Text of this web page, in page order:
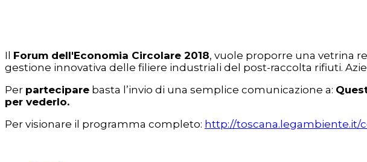
Il Forum dell'Economia Circolare 2018, vuole proporre una vetrina
gestione innovativa delle filiere industriali del post-raccolta rifiuti.
Per partecipare basta l’invio di una semplice comunicazione a:
per vederlo.
Per visionare il programma completo: http://toscana.legambiente.it/